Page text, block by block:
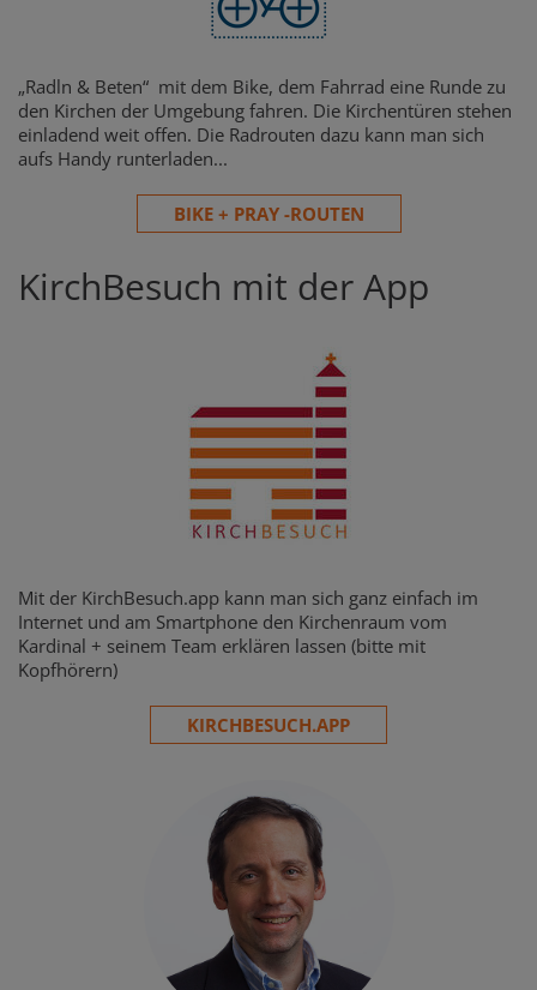
„Radln & Beten“ mit dem Bike, dem Fahrrad eine Runde zu
den Kirchen der Umgebung fahren. Die Kirchentüren stehen
einladend weit offen. Die Radrouten dazu kann man sich
aufs Handy runterladen...
BIKE + PRAY -ROUTEN
KirchBesuch mit der App
Mit der KirchBesuch.app kann man sich ganz einfach im
Internet und am Smartphone den Kirchenraum vom
Kardinal + seinem Team erklären lassen (bitte mit
Kopfhörern)
KIRCHBESUCH.APP